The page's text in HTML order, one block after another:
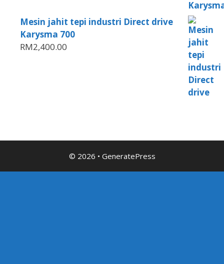
Mesin jahit tepi industri Direct drive
Karysma 700
RM2,400.00
© 2026 • GeneratePress